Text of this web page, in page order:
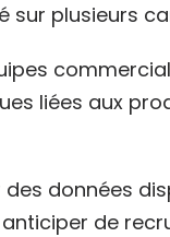
sur plusieurs
liées aux
données
de